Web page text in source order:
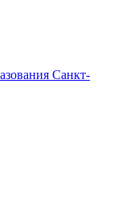
Санкт-